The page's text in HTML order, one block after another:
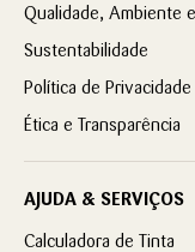
Qualidade, Ambiente
Sustentabilidade
Política de Privacidade
Ética e Transparência
AJUDA & SERVIÇOS
Calculadora de Tinta